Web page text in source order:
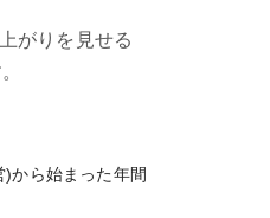
がりを見せる
から始まった年間